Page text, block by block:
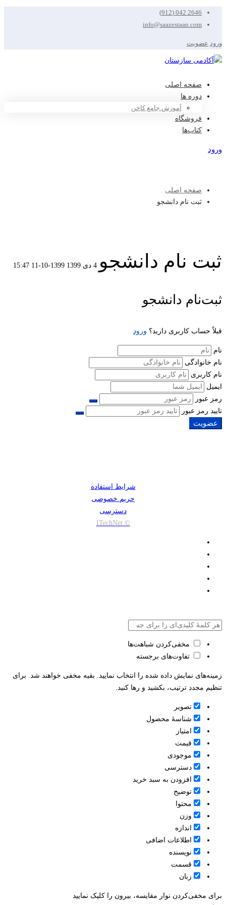
2646 042 (912)
info@saazestaan.com
ورود عضویت
صفحه اصلی
دوره ها
آموزش جامع کاخن
فروشگاه
کتاب‌ها
ورود
صفحه اصلی
ثبت نام دانشجو
ثبت نام دانشجو 4 دی 1399 1399-10-11 15:47
ثبت
نام
دانشجو
ثبت‌نام دانشجو
قبلاً حساب کاربری دارید؟ ورود
نام
نام خانوادگی
نام کاربری
ایمیل
رمز عبور
تایید رمز عبور
عضویت
شرایط استفاده
حریم خصوصی
دسترسی
© ITechNet
مخفی‌کردن شباهت‌ها
تفاوت‌های برجسته
زمینه‌های نمایش داده شده را انتخاب نمایید. بقیه مخفی خواهند شد. برای
تنظیم مجدد ترتیب، بکشید و رها کنید.
تصویر
شناسۀ محصول
امتیاز
قيمت
موجودی
دسترسی
افزودن به سبد خرید
توضیح
محتوا
وزن
اندازه
اطلاعات اضافی
نویسنده
قسمت
زبان
برای مخفی‌کردن نوار مقایسه، بیرون را کلیک نمایید